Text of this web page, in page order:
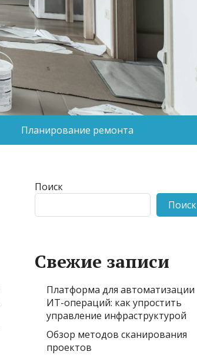
Планирование ремонта
Поиск
Поиск
Свежие записи
Платформа для автоматизации
ИТ-операций: как упростить
управление инфраструктурой
Обзор методов сканирования
проектов